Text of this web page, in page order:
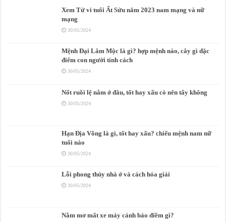
Xem Tử vi tuổi Ất Sửu năm 2023 nam mạng và nữ
mạng
30/05/2024
Mệnh Đại Lâm Mộc là gì? hợp mệnh nào, cây gì đặc
điểm con người tính cách
30/05/2024
Nốt ruồi lệ nằm ở đâu, tốt hay xấu có nên tẩy không
30/05/2024
Hạn Địa Võng là gì, tốt hay xấu? chiếu mệnh nam nữ
tuổi nào
30/05/2024
Lỗi phong thủy nhà ở và cách hóa giải
30/05/2024
Nằm mơ mất xe máy cảnh báo điềm gì?